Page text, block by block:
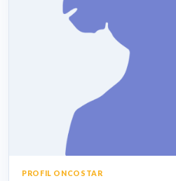
PROFIL ONCOSTAR